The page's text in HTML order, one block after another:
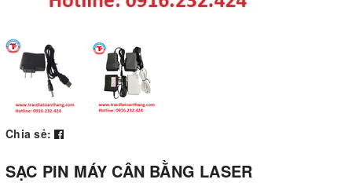
Chia sẻ:
SẠC PIN MÁY CÂN BẰNG LASER